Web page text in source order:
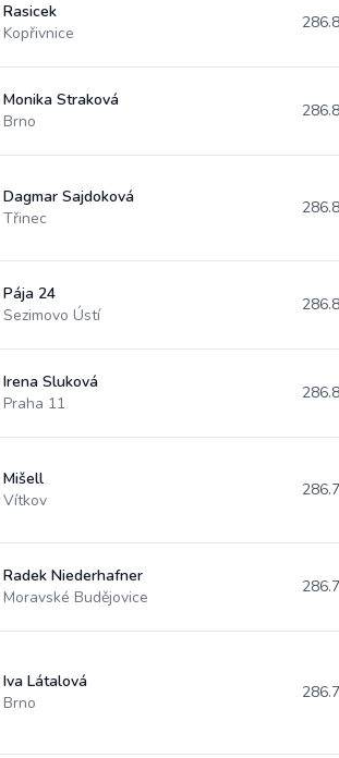
Rasicek
Kopřivnice
Monika Straková
Brno
Dagmar Sajdoková
Třinec
Pája 24
Sezimovo Ústí
Irena Sluková
Praha 11
Mišell
Vítkov
Radek Niederhafner
Moravské Budějovice
Iva Látalová
Brno